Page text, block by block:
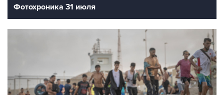
Фотохроника 31 июля